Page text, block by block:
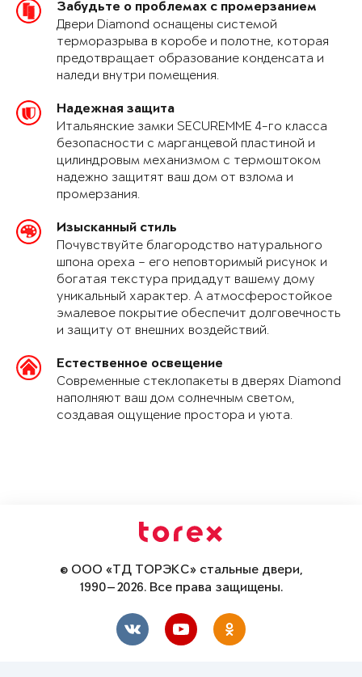
Забудьте о проблемах с промерзанием
Двери Diamond оснащены системой
терморазрыва в коробе и полотне, которая
предотвращает образование конденсата и
наледи внутри помещения.
Надежная защита
Итальянские замки SECUREMME 4-го класса
безопасности с марганцевой пластиной и
цилиндровым механизмом с термоштоком
надежно защитят ваш дом от взлома и
промерзания.
Изысканный стиль
Почувствуйте благородство натурального
шпона ореха – его неповторимый рисунок и
богатая текстура придадут вашему дому
уникальный характер. А атмосферостойкое
эмалевое покрытие обеспечит долговечность
и защиту от внешних воздействий.
Естественное освещение
Современные стеклопакеты в дверях Diamond
наполняют ваш дом солнечным светом,
создавая ощущение простора и уюта.
© ООО «ТД ТОРЭКС» стальные двери,
1990—2026. Все права защищены.